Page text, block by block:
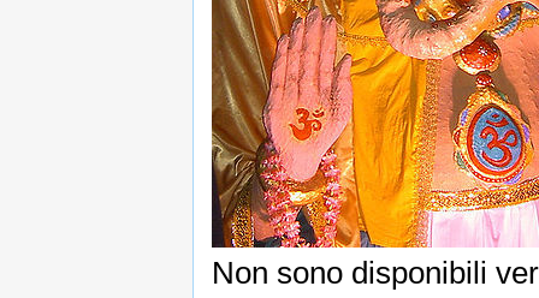
Non sono disponibili